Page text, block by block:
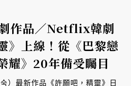
作品／Netflix韓劇
》上線！從《巴黎戀
耀》20年備受矚目
）最新作品《許願吧，精靈》日